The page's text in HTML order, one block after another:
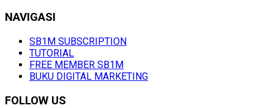
NAVIGASI
SB1M SUBSCRIPTION
TUTORIAL
FREE MEMBER SB1M
BUKU DIGITAL MARKETING
FOLLOW US